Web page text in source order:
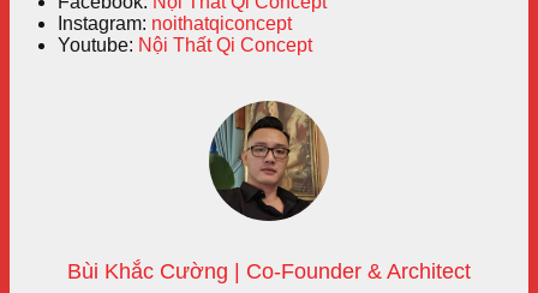
Instagram: noithatqiconcept
Youtube: Nội Thất Qi Concept
Bùi Khắc Cường | Co-Founder & Architect